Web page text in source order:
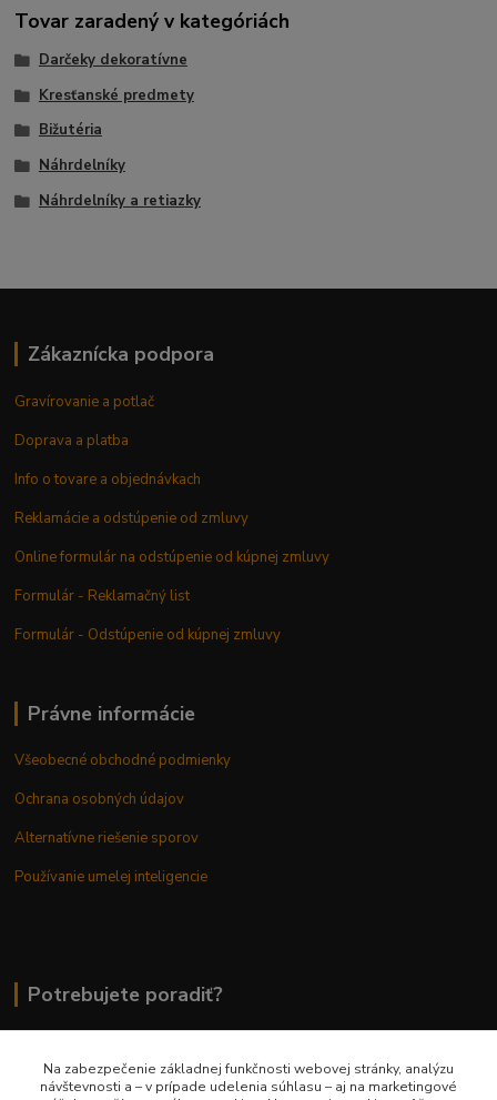
Tovar zaradený v kategóriách
Darčeky dekoratívne
Kresťanské predmety
Bižutéria
Náhrdelníky
Náhrdelníky a retiazky
Zákaznícka podpora
Gravírovanie a potlač
Doprava a platba
Info o tovare a objednávkach
Reklamácie a odstúpenie od zmluvy
Online formulár na odstúpenie od kúpnej zmluvy
Formulár - Reklamačný list
Formulár - Odstúpenie od kúpnej zmluvy
Právne informácie
Všeobecné obchodné podmienky
Ochrana osobných údajov
Alternatívne riešenie sporov
Používanie umelej inteligencie
Potrebujete poradiť?
0948 236 042
Na zabezpečenie základnej funkčnosti webovej stránky, analýzu
návštevnosti a – v prípade udelenia súhlasu – aj na marketingové